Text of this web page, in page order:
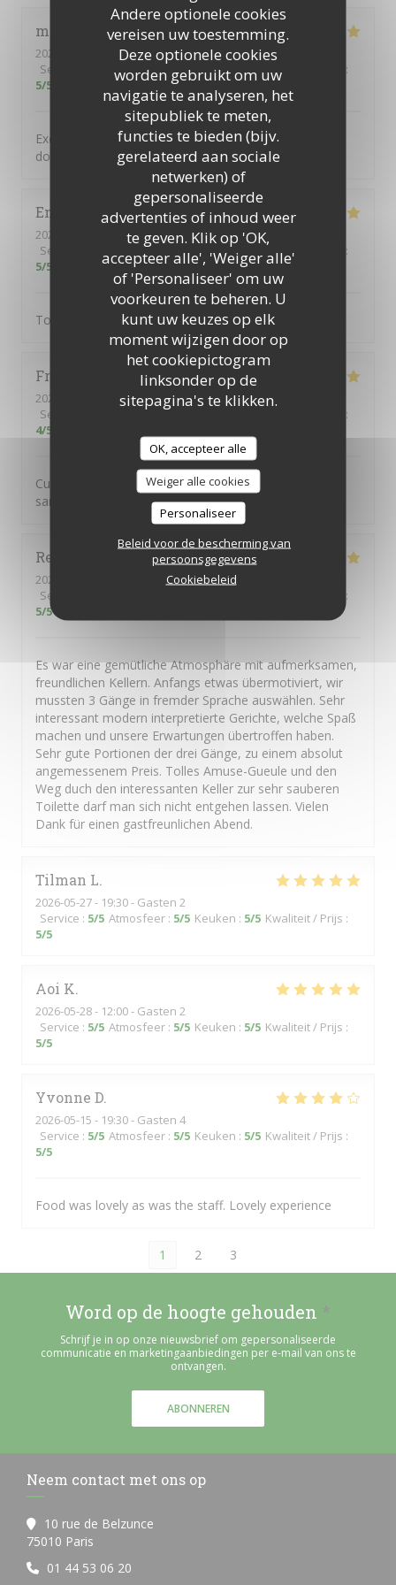
Andere optionele cookies
vereisen uw toestemming.
Deze optionele cookies
worden gebruikt om uw
navigatie te analyseren, het
sitepubliek te meten,
functies te bieden (bijv.
gerelateerd aan sociale
netwerken) of
gepersonaliseerde
advertenties of inhoud weer
te geven. Klik op 'OK,
accepteer alle', 'Weiger alle'
of 'Personaliseer' om uw
voorkeuren te beheren. U
kunt uw keuzes op elk
moment wijzigen door op
het cookiepictogram
linksonder op de
sitepagina's te klikken.
OK, accepteer alle
Weiger alle cookies
Personaliseer
Beleid voor de bescherming van
persoonsgegevens
Cookiebeleid
michel
2026-07-01
- 12:00 - Gasten 2
Service
Atmosfeer: 5/5 Keuken :5/5 Kwaliteit / Prijs
:
5/5
Excellente cuisine savoureuse dans un cadre typique
donnant sur une jolie place paisible
Emile
2026-06-15
- 21:00 - Gasten 3
Service
Atmosfeer /5 Keuken : Kwaliteit / Prijs
:
5/5
Tout
Frédéric
2026-06-11
- 20:00 - Gasten 2
Service
Atmosfeer:
:
4/5
Cuisine excellente et généreuse. Service impeccable et
sans chichi
René
2026-05-14
- 19:00 - Gasten 2
Service
:
5/5
Es war eine gemütliche Atmosphäre mit aufmerksamen,
freundlichen Kellern. Anfangs etwas übermotiviert, wir
mussten 3 Gänge in fremder Sprache auswählen. Sehr
interessant modern interpretierte Gerichte, welche Spaß
machen und unsere Erwartungen übertroffen haben.
Sehr gute Portionen der drei Gänge, zu einem absolut
angemessenem Preis. Tolles Amuse-Gueule und den
Weg duch den interessanten Keller zur sehr sauberen
Toilette darf man sich nicht entgehen lassen. Vielen
Dank für einen gastfreunlichen Abend.
Tilman L
2026-05-27- 19:30 - Gasten 2
Service : 5/5 Atmosfeer : 5/5 Keuken : 5/5 Kwaliteit / Prijs :
5/5
Aoi K
2026-05-28- 12:00 - Gasten 2
Service : 5/5 Atmosfeer : 5/5 Keuken : 5/5 Kwaliteit / Prijs :
5/5
Yvonne D
2026-05-15 - 19:30 - Gasten 4
Service : 5/5 Atmosfeer : 5/5 Keuken : 5/5 Kwaliteit / Prijs :
5/5
Food was lovely as was the staff. Lovely experience
1 2 3
Word op de hoogte gehouden *
Schrijf je in op onze nieuwsbrief om gepersonaliseerde
communicatie en marketingaanbiedingen per e-mail van ons te
ontvangen.
ABONNEREN
Neem contact met ons op
10 rue de Belzunce
75010 Paris
01 44 53 06 20